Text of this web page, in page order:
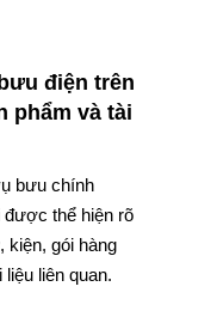
điện trên
phẩm và tài
bưu chính
thể hiện rõ
kiện, gói hàng
liên quan.